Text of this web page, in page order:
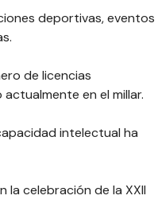
deportivas, eventos
de licencias
en el millar.
intelectual ha
celebración de la XXII